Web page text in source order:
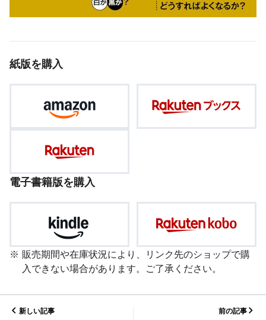
紙版を購入
電子書籍版を購入
販売期間や在庫状況により、リンク先のショップで購
入できない場合があります。ご了承ください。
新しい記事 前の記事